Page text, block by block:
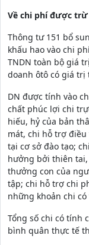
Về chi phí được
Thông tư 151 bổ
khấu hao vào chi
TNDN toàn bộ giá
doanh ôtô có giá trị
DN được tính vào
chất phúc lợi chi
hiếu, hỷ của bản
mát, chi hỗ trợ
tại cơ sở đào tạo;
hưởng bởi thiên
thưởng con của
tập; chi hỗ trợ chi
những khoản chi
Tổng số chi có tính
bình quân thực tế